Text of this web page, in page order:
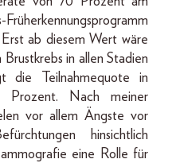
ab diesem Wert wäre
in allen Stadien
die Teilnahmequote in
Nach meiner
vor allem Ängste vor
hinsichtlich
eine Rolle für